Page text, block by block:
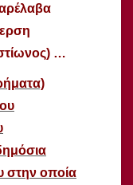
…
στην οποία